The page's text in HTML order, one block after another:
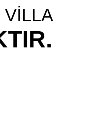
VİLLA